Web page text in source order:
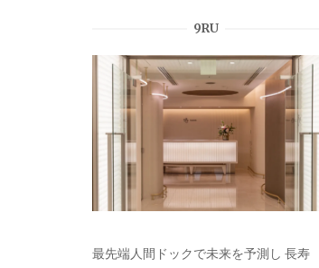
9RU
最先端人間ドックで未来を予測し 長寿